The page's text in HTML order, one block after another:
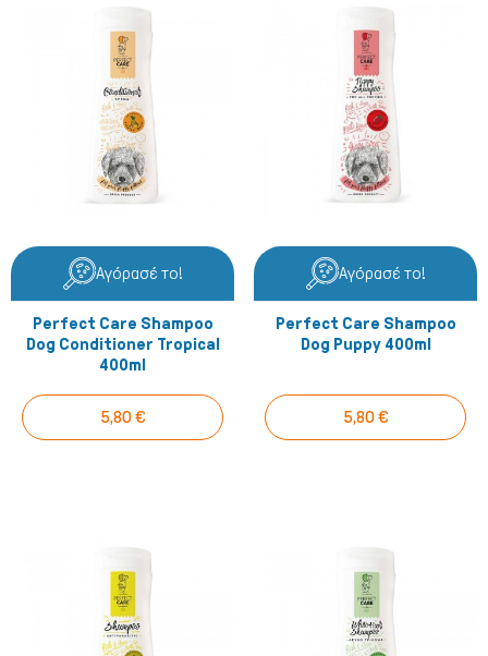
Αγόρασέ το!
Perfect Care Shampoo
Dog Conditioner Tropical
400ml
5,80 €
Αγόρασέ το!
Perfect Care Shampoo
Dog Puppy 400ml
5,80 €